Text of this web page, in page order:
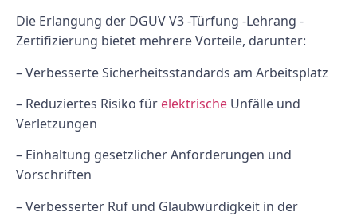
Die Erlangung der DGUV V3 -Türfung -Lehrang -
Zertifizierung bietet mehrere Vorteile, darunter:
– Verbesserte Sicherheitsstandards am Arbeitsplatz
– Reduziertes Risiko für elektrische Unfälle und
Verletzungen
– Einhaltung gesetzlicher Anforderungen und
Vorschriften
– Verbesserter Ruf und Glaubwürdigkeit in der